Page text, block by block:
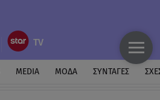
MEDIA ΜΟΔΑ ΣΥΝΤΑΓΕΣ